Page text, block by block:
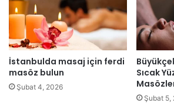
İstanbulda masaj için ferdi
masöz bulun
Şubat 4, 2026
Sıcak
Şubat 5,